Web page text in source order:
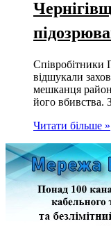
Співробітники
відшукали
мешканця
його
Читати більше »